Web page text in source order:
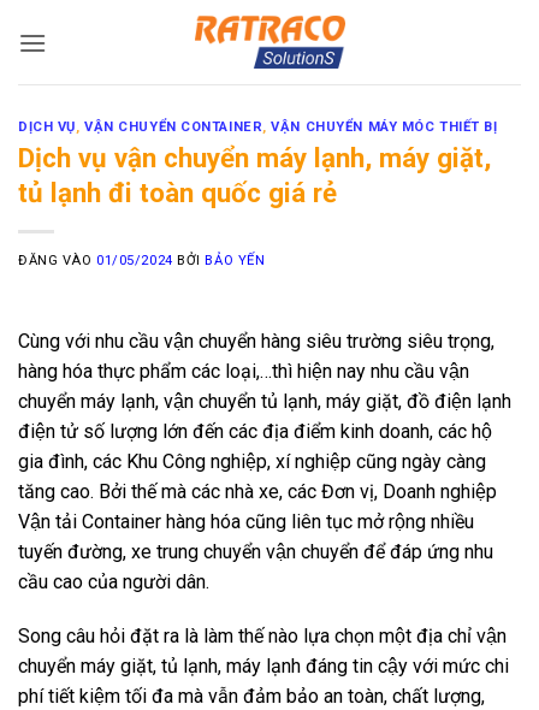
qua
DỊCH VỤ,VẬN CHUYỂN CONTAINER,VẬN CHUYỂN MÁY MÓC THIẾT BỊ
Dịch vụ vận chuyển máy lạnh, máy giặt,
tủ lạnh đi toàn quốc giá rẻ
ĐĂNG VÀO 01/05/2024 BỞIBẢO YẾN
Cùng với nhu cầu vận chuyển hàng siêu trường siêu trọng,
hàng hóa thực phẩm các loại,…thì hiện nay nhu cầu vận
chuyển máy lạnh, vận chuyển tủ lạnh, máy giặt, đồ điện lạnh
điện tử số lượng lớn đến các địa điểm kinh doanh, các hộ
gia đình, các Khu Công nghiệp, xí nghiệp cũng ngày càng
tăng cao. Bởi thế mà các nhà xe, các Đơn vị, Doanh nghiệp
Vận tải Container hàng hóa cũng liên tục mở rộng nhiều
tuyến đường, xe trung chuyển vận chuyển để đáp ứng nhu
cầu cao của người dân.
Song câu hỏi đặt ra là làm thế nào lựa chọn một địa chỉ vận
chuyển máy giặt, tủ lạnh, máy lạnh đáng tin cậy với mức chi
phí tiết kiệm tối đa mà vẫn đảm bảo an toàn, chất lượng,